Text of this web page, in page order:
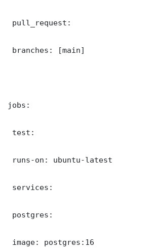
pull_request:
branches: [main]
jobs:
test:
runs-on: ubuntu-latest
services:
postgres:
image: postgres:16